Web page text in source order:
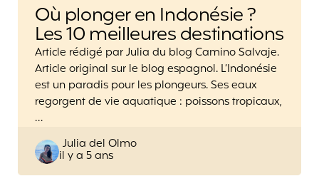
Où plonger en Indonésie ?
Les 10 meilleures destinations
Article rédigé par Julia du blog Camino Salvaje.
Article original sur le blog espagnol. L’Indonésie
est un paradis pour les plongeurs. Ses eaux
regorgent de vie aquatique : poissons tropicaux,
…
Posted
by
Julia del Olmo
il y a 5 ans